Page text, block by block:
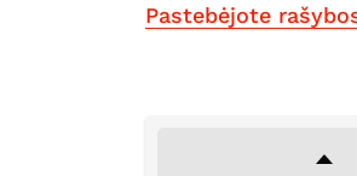
Pastebėjote